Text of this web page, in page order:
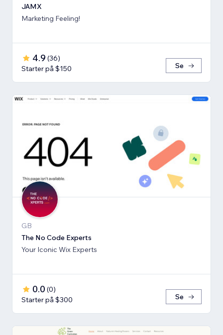
JAMX
Marketing Feeling!
4.9 (36)
Starter på $150
Se
GB
The No Code Experts
Your Iconic Wix Experts
0.0 (0)
Starter på $300
Se